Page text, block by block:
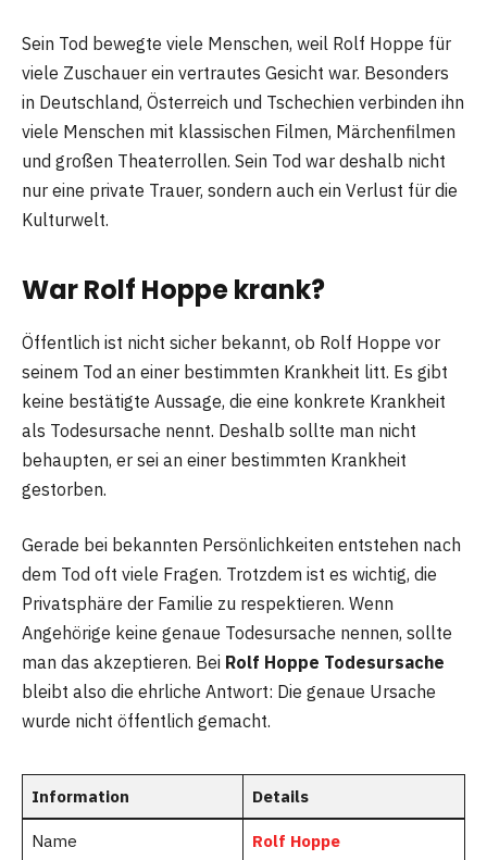
Sein Tod bewegte viele Menschen, weil Rolf Hoppe für
viele Zuschauer ein vertrautes Gesicht war. Besonders
in Deutschland, Österreich und Tschechien verbinden ihn
viele Menschen mit klassischen Filmen, Märchenfilmen
und großen Theaterrollen. Sein Tod war deshalb nicht
nur eine private Trauer, sondern auch ein Verlust für die
Kulturwelt.
War Rolf Hoppe krank?
Öffentlich ist nicht sicher bekannt, ob Rolf Hoppe vor
seinem Tod an einer bestimmten Krankheit litt. Es gibt
keine bestätigte Aussage, die eine konkrete Krankheit
als Todesursache nennt. Deshalb sollte man nicht
behaupten, er sei an einer bestimmten Krankheit
gestorben.
Gerade bei bekannten Persönlichkeiten entstehen nach
dem Tod oft viele Fragen. Trotzdem ist es wichtig, die
Privatsphäre der Familie zu respektieren. Wenn
Angehörige keine genaue Todesursache nennen, sollte
man das akzeptieren. Bei Rolf Hoppe Todesursache
bleibt also die ehrliche Antwort: Die genaue Ursache
wurde nicht öffentlich gemacht.
Information Details
Name Rolf Hoppe